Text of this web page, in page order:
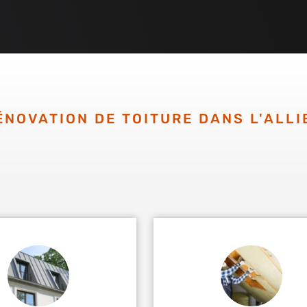
DE TOITURE DANS